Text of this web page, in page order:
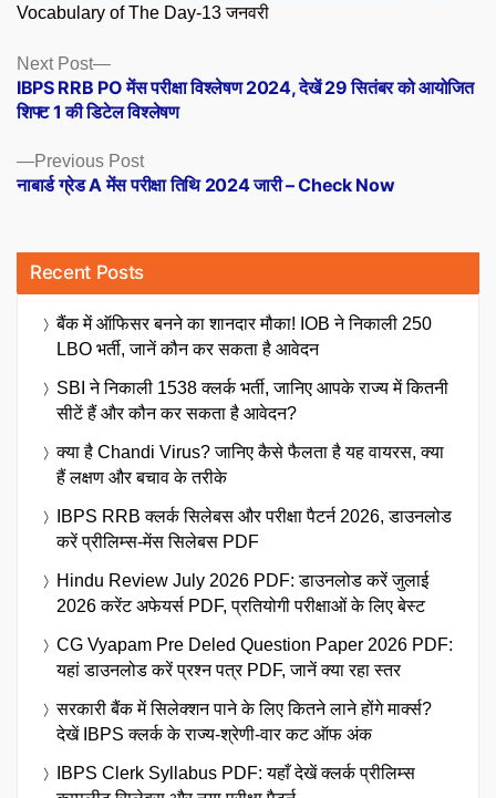
Vocabulary of The Day-13 जनवरी
Posts
navigation
Previous PostPrevious
post:
नाबार्ड ग्रेड A मेंस परीक्षा तिथि 2024 जारी – Check Now
Next Post
Next
post:
IBPS RRB PO मेंस परीक्षा विश्लेषण 2024, देखें 29 सितंबर को आयोजित
शिफ्ट 1 की डिटेल विश्लेषण
Recent Posts
बैंक में ऑफिसर बनने का शानदार मौका! IOB ने निकाली 250
LBO भर्ती, जानें कौन कर सकता है आवेदन
SBI ने निकाली 1538 क्लर्क भर्ती, जानिए आपके राज्य में कितनी
सीटें हैं और कौन कर सकता है आवेदन?
क्या है Chandi Virus? जानिए कैसे फैलता है यह वायरस, क्या
हैं लक्षण और बचाव के तरीके
IBPS RRB क्लर्क सिलेबस और परीक्षा पैटर्न 2026, डाउनलोड
करें प्रीलिम्स-मेंस सिलेबस PDF
Hindu Review July 2026 PDF: डाउनलोड करें जुलाई
2026 करेंट अफेयर्स PDF, प्रतियोगी परीक्षाओं के लिए बेस्ट
CG Vyapam Pre Deled Question Paper 2026 PDF:
यहां डाउनलोड करें प्रश्न पत्र PDF, जानें क्या रहा स्तर
सरकारी बैंक में सिलेक्शन पाने के लिए कितने लाने होंगे मार्क्स?
देखें IBPS क्लर्क के राज्य-श्रेणी-वार कट ऑफ अंक
IBPS Clerk Syllabus PDF: यहाँ देखें क्लर्क प्रीलिम्स